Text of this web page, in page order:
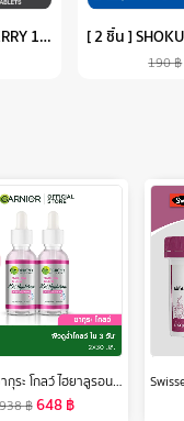
VISTRA ACEROLA CHERRY 1000 MG & CITRUS BIOFLAVONOIDS PLUS - วิสทร้า อะเซโรลาเชอรี่ 1000 มก. & ซิตรัส ไบโอฟลาโวนอยด์ พลัส ( 45 เม็ด )
190฿
การ์นิเย่ ซากุระ โกลว์ ไฮยาลูรอน บูสเตอร์ เซรั่ม 30 มล.x2 GARNIER SERUM 30ML X2 เซรั่มหน้าใส เซรั่มบำรุงผิวหน้า
฿648฿